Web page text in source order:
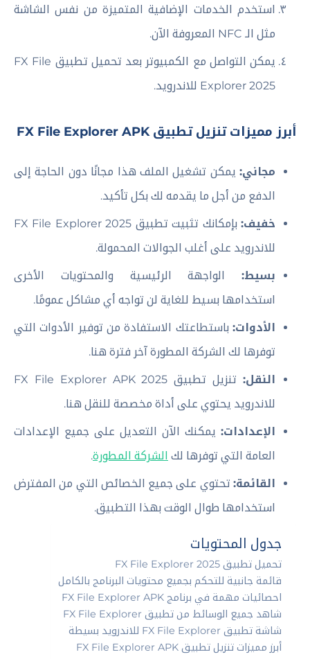
استخدم الخدمات الإضافية المتميزة من نفس الشاشة
مثل الـ NFC المعروفة الآن.
يمكن التواصل مع الكمبيوتر بعد تحميل تطبيق FX File
Explorer 2025 للاندرويد.
أبرز مميزات تنزيل تطبيق FX File Explorer APK
مجاني: يمكن تشغيل الملف هذا مجانًا دون الحاجة إلى
الدفع من أجل ما يقدمه لك بكل تأكيد.
خفيف:
بإمكانك تثبيت تطبيق FX File Explorer 2025
للاندرويد على أغلب الجوالات المحمولة.
بسيط: الواجهة الرئيسية والمحتويات الأخرى
استخدامها بسيط للغاية لن تواجه أي مشاكل عمومًا.
الأدوات: باستطاعتك الاستفادة من توفير الأدوات التي
توفرها لك الشركة المطورة آخر فترة هنا.
النقل:
تنزيل تطبيق FX File Explorer APK 2025
للاندرويد يحتوي على أداة مخصصة للنقل هنا.
الإعدادات: يمكنك الآن التعديل على جميع الإعدادات
العامة التي توفرها لك الشركة المطورة.
القائمة: تحتوي على جميع الخصائص التي من المفترض
استخدامها طوال الوقت بهذا التطبيق.
جدول المحتويات
تحميل تطبيق FX File Explorer 2025
قائمة جانبية للتحكم بجميع محتويات البرنامج بالكامل
احصائيات مهمة في برنامج FX File Explorer APK
شاهد جميع الوسائط من تطبيق FX File Explorer
شاشة تطبيق FX File Explorer للاندرويد بسيطة
أبرز مميزات تنزيل تطبيق FX File Explorer APK